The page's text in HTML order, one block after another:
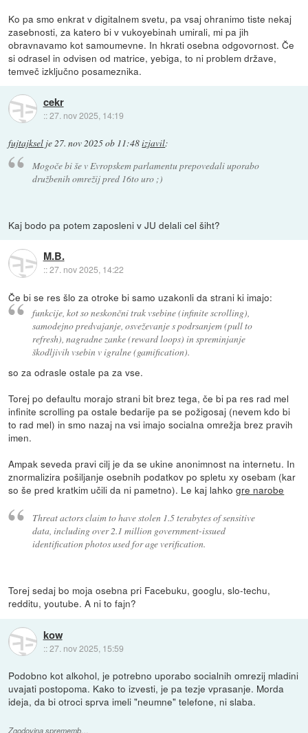
Ko pa smo enkrat v digitalnem svetu, pa vsaj ohranimo tiste nekaj
zasebnosti, za katero bi v vukoyebinah umirali, mi pa jih
obravnavamo kot samoumevne. In hkrati osebna odgovornost. Če
si odrasel in odvisen od matrice, yebiga, to ni problem države,
temveč izključno posameznika.
cekr
::27. nov 2025, 14:19
fujtajksel je 27. nov 2025 ob 11:48izjavil:
Mogoče bi še v Evropskem parlamentu prepovedali uporabo
družbenih omrežij pred 16to uro ;)
Kaj bodo pa potem zaposleni v JU delali cel šiht?
M.B.
::27. nov 2025, 14:22
Če bi se res šlo za otroke bi samo uzakonli da strani ki imajo:
funkcije, kot so neskončni trak vsebine (infinite scrolling),
samodejno predvajanje, osveževanje s podrsanjem (pull to
refresh), nagradne zanke (reward loops) in spreminjanje
škodljivih vsebin v igralne (gamification).
so za odrasle ostale pa za vse.
Torej po defaultu morajo strani bit brez tega, če bi pa res rad mel
infinite scrolling pa ostale bedarije pa se požigosaj (nevem kdo bi
to rad mel) in smo nazaj na vsi imajo socialna omrežja brez pravih
imen.
Ampak seveda pravi cilj je da se ukine anonimnost na internetu. In
znormalizira pošiljanje osebnih podatkov po spletu xy osebam (kar
so še pred kratkim učili da ni pametno). Le kaj lahkogre narobe
Threat actors claim to have stolen 1.5 terabytes of sensitive
data, including over 2.1 million government-issued
identification photos used for age verification.
Torej sedaj bo moja osebna pri Facebuku, googlu, slo-techu,
redditu, youtube. A ni to fajn?
kow
::27. nov 2025, 15:59
Podobno kot alkohol, je potrebno uporabo socialnih omrezij mladini
uvajati postopoma. Kako to izvesti, je pa tezje vprasanje. Morda
ideja, da bi otroci sprva imeli "neumne" telefone, ni slaba.
Zgodovina sprememb…